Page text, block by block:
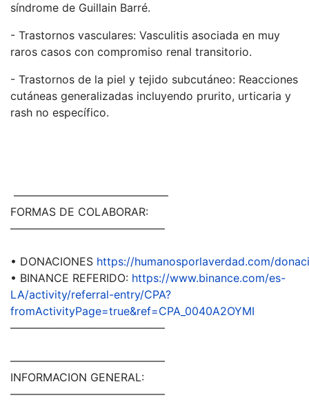
síndrome de Guillain Barré.
- Trastornos vasculares: Vasculitis asociada en muy
raros casos con compromiso renal transitorio.
- Trastornos de la piel y tejido subcutáneo: Reacciones
cutáneas generalizadas incluyendo prurito, urticaria y
rash no específico.
——————————————
FORMAS DE COLABORAR:
——————————————
• DONACIONES https://humanosporlaverdad.com/
• BINANCE REFERIDO: https://www.binance.com/es-
LA/activity/referral-entry/CPA?
fromActivityPage=true&ref=CPA_0040A2OYMI
——————————————
——————————————
INFORMACION GENERAL:
——————————————